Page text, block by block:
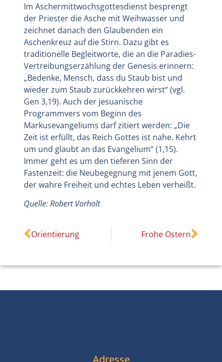
Im Aschermittwochsgottesdienst besprengt
der Priester die Asche mit Weihwasser und
zeichnet danach den Glaubenden ein
Aschenkreuz auf die Stirn. Dazu gibt es
traditionelle Begleitworte, die an die Paradies-
Vertreibungserzählung der Genesis erinnern:
„Bedenke, Mensch, dass du Staub bist und
wieder zum Staub zurückkehren wirst“ (vgl.
Gen 3,19). Auch der jesuanische
Programmvers vom Beginn des
Markusevangeliums darf zitiert werden: „Die
Zeit ist erfüllt, das Reich Gottes ist nahe. Kehrt
um und glaubt an das Evangelium“ (1,15).
Immer geht es um den tieferen Sinn der
Fastenzeit: die Neubegegnung mit jenem Gott,
der wahre Freiheit und echtes Leben verheißt.
Quelle: Robert Vorholt
Orientierung Frohe Ostern
Adresse